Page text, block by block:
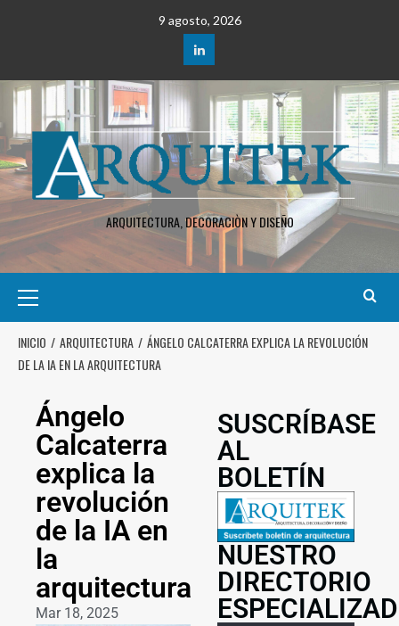
9 agosto, 2026
ARQUITECTURA, DECORACIÒN Y DISEÑO
INICIO ARQUITECTURA
ÁNGELO CALCATERRA EXPLICA LA REVOLUCIÓN
DE LA IA EN LA ARQUITECTURA
Ángelo
Calcaterra
explica la
revolución
de la IA en
la
arquitectura
Mar 18, 2025
SUSCRÍBASE
AL
BOLETÍN
NUESTRO
DIRECTORIO